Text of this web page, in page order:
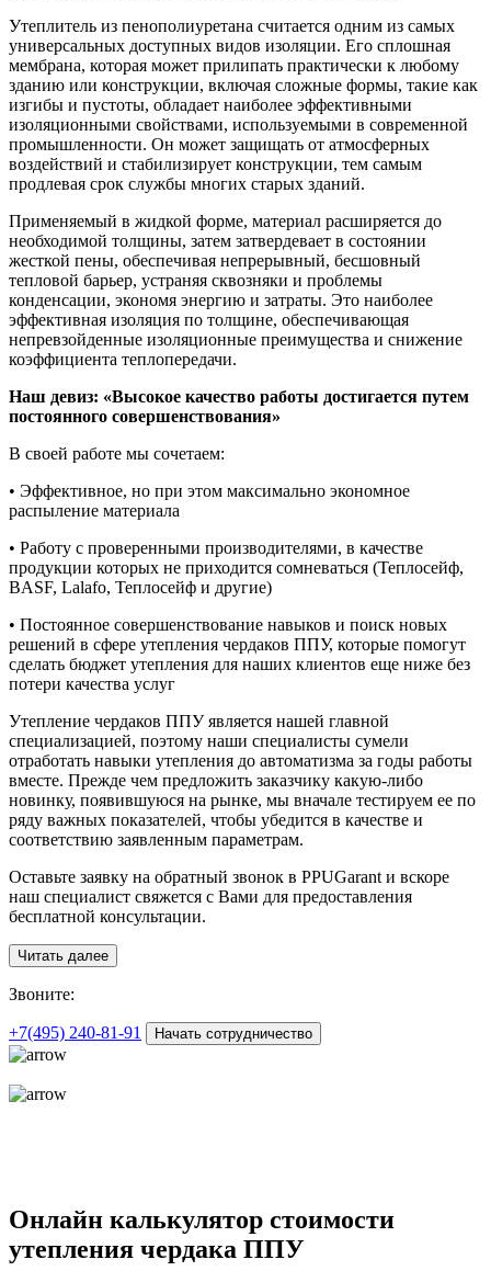
Утеплитель из пенополиуретана считается одним из самых
универсальных доступных видов изоляции. Его сплошная
мембрана, которая может прилипать практически к любому
зданию или конструкции, включая сложные формы, такие как
изгибы и пустоты, обладает наиболее эффективными
изоляционными свойствами, используемыми в современной
промышленности. Он может защищать от атмосферных
воздействий и стабилизирует конструкции, тем самым
продлевая срок службы многих старых зданий.
Применяемый в жидкой форме, материал расширяется до
необходимой толщины, затем затвердевает в состоянии
жесткой пены, обеспечивая непрерывный, бесшовный
тепловой барьер, устраняя сквозняки и проблемы
конденсации, экономя энергию и затраты. Это наиболее
эффективная изоляция по толщине, обеспечивающая
непревзойденные изоляционные преимущества и снижение
коэффициента теплопередачи.
Наш девиз: «Высокое качество работы достигается путем
постоянного совершенствования»
В своей работе мы сочетаем:
• Эффективное, но при этом максимально экономное
распыление материала
• Работу с проверенными производителями, в качестве
продукции которых не приходится сомневаться (Теплосейф,
BASF, Lalafo, Теплосейф и другие)
• Постоянное совершенствование навыков и поиск новых
решений в сфере утепления чердаков ППУ, которые помогут
сделать бюджет утепления для наших клиентов еще ниже без
потери качества услуг
Утепление чердаков ППУ является нашей главной
специализацией, поэтому наши специалисты сумели
отработать навыки утепления до автоматизма за годы работы
вместе. Прежде чем предложить заказчику какую-либо
новинку, появившуюся на рынке, мы вначале тестируем ее по
ряду важных показателей, чтобы убедится в качестве и
соответствию заявленным параметрам.
Оставьте заявку на обратный звонок в PPUGarant и вскоре
наш специалист свяжется с Вами для предоставления
бесплатной консультации.
Читать далее
Звоните:
+7(495) 240-81-91 Начать сотрудничество
Онлайн калькулятор стоимости
утепления чердака ППУ